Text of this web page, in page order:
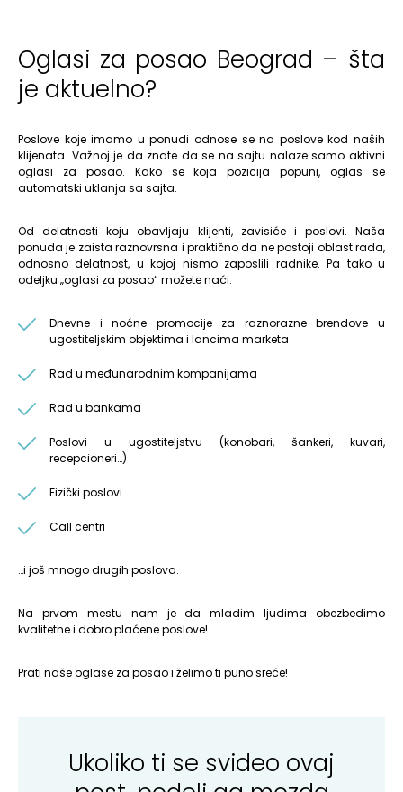
Oglasi za posao Beograd – šta
je aktuelno?
Poslove koje imamo u ponudi odnose se na poslove kod naših
klijenata. Važnoj je da znate da se na sajtu nalaze samo aktivni
oglasi za posao. Kako se koja pozicija popuni, oglas se
automatski uklanja sa sajta.
Od delatnosti koju obavljaju klijenti, zavisiće i poslovi. Naša
ponuda je zaista raznovrsna i praktično da ne postoji oblast rada,
odnosno delatnost, u kojoj nismo zaposlili radnike. Pa tako u
odeljku „oglasi za posao“ možete naći:
Dnevne i noćne promocije za raznorazne brendove u
ugostiteljskim objektima i lancima marketa
Rad u međunarodnim kompanijama
Rad u bankama
Poslovi u ugostiteljstvu (konobari, šankeri, kuvari,
recepcioneri…)
Fizički poslovi
Call centri
…i još mnogo drugih poslova.
Na prvom mestu nam je da mladim ljudima obezbedimo
kvalitetne i dobro plaćene poslove!
Prati naše oglase za posao i želimo ti puno sreće!
Ukoliko ti se svideo ovaj